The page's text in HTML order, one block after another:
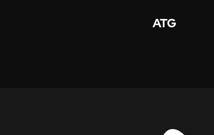
ATG